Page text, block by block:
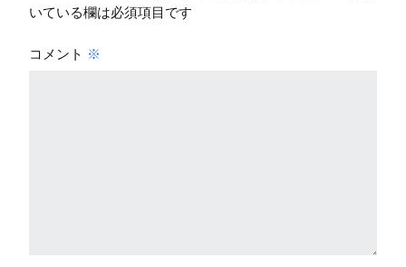
いている欄は必須項目です
コメント ※